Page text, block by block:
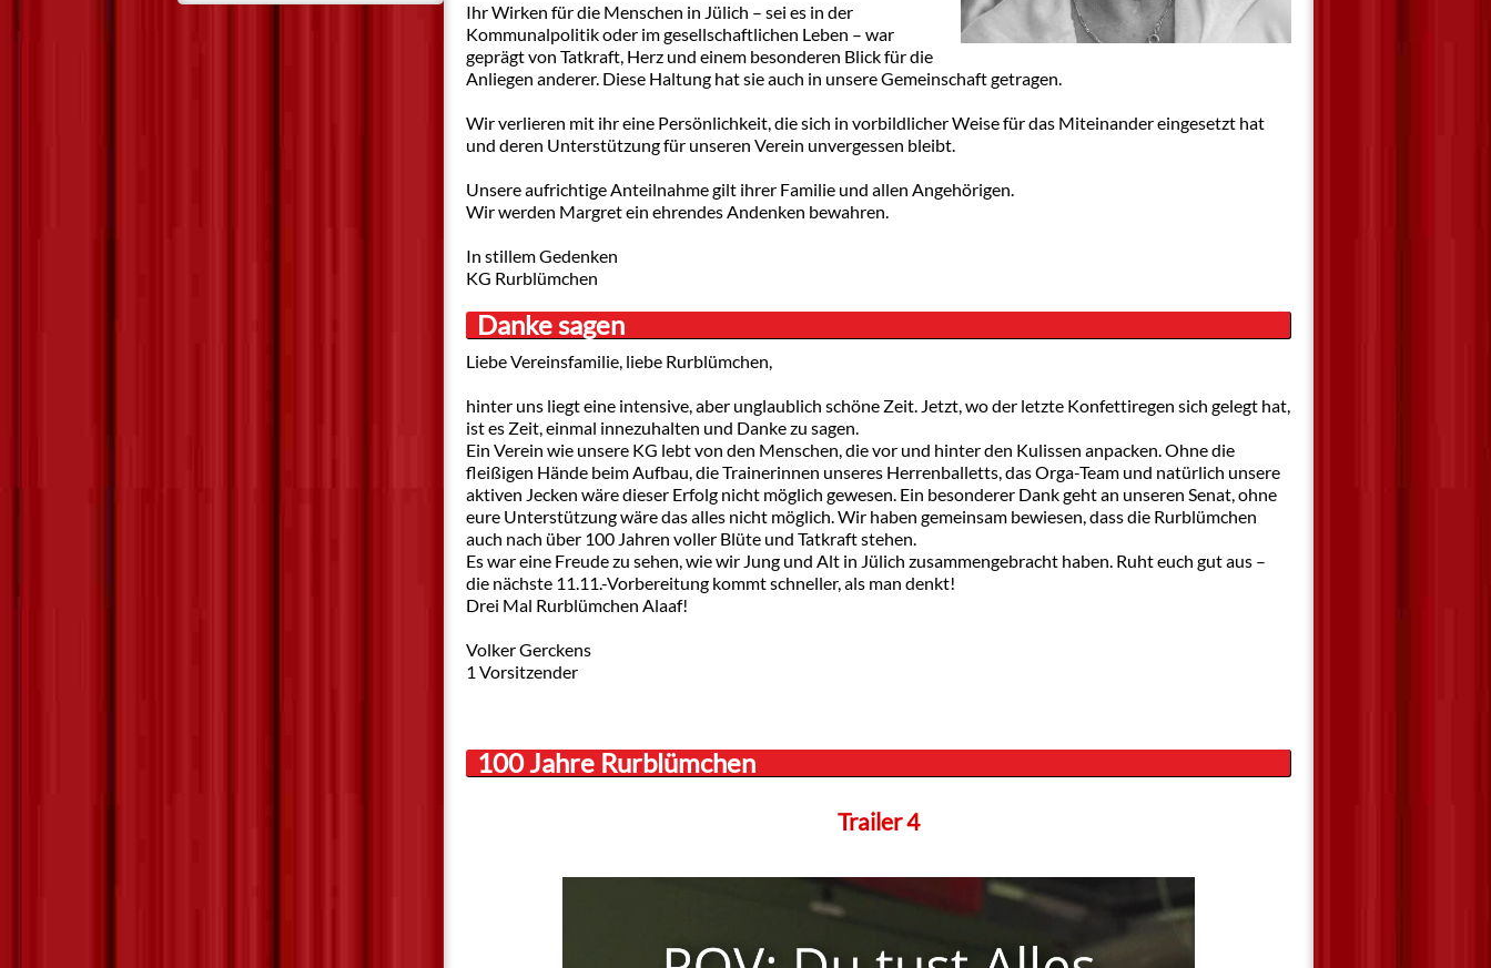
Ihr Wirken für die Menschen in Jülich – sei es in der
Kommunalpolitik oder im gesellschaftlichen Leben – war
geprägt von Tatkraft, Herz und einem besonderen Blick für die
Anliegen anderer. Diese Haltung hat sie auch in unsere Gemeinschaft getragen.
Wir verlieren mit ihr eine Persönlichkeit, die sich in vorbildlicher Weise für das Miteinander eingesetzt hat
und deren Unterstützung für unseren Verein unvergessen bleibt.
Unsere aufrichtige Anteilnahme gilt ihrer Familie und allen Angehörigen.
Wir werden Margret ein ehrendes Andenken bewahren.
In stillem Gedenken
KG Rurblümchen
Danke sagen
Liebe Vereinsfamilie, liebe Rurblümchen,
hinter uns liegt eine intensive, aber unglaublich schöne Zeit. Jetzt, wo der letzte Konfettiregen sich gelegt hat,
ist es Zeit, einmal innezuhalten und Danke zu sagen.
Ein Verein wie unsere KG lebt von den Menschen, die vor und hinter den Kulissen anpacken. Ohne die
fleißigen Hände beim Aufbau, die Trainerinnen unseres Herrenballetts, das Orga-Team und natürlich unsere
aktiven Jecken wäre dieser Erfolg nicht möglich gewesen. Ein besonderer Dank geht an unseren Senat, ohne
eure Unterstützung wäre das alles nicht möglich. Wir haben gemeinsam bewiesen, dass die Rurblümchen
auch nach über 100 Jahren voller Blüte und Tatkraft stehen.
Es war eine Freude zu sehen, wie wir Jung und Alt in Jülich zusammengebracht haben. Ruht euch gut aus –
die nächste 11.11.-Vorbereitung kommt schneller, als man denkt!
Drei Mal Rurblümchen Alaaf!
Volker Gerckens
1 Vorsitzender
100 Jahre Rurblümchen
Trailer 4